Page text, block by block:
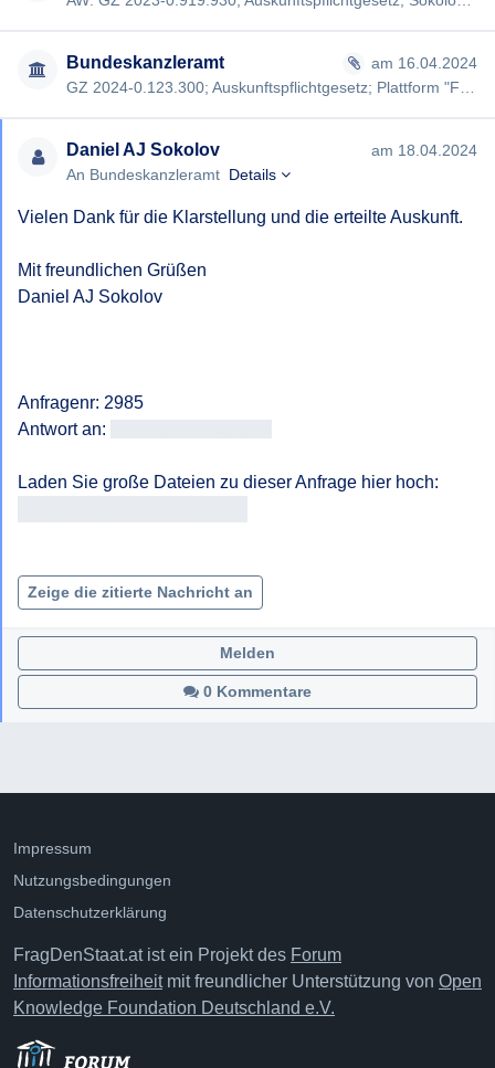
Bundeskanzleramt
am 16.04.2024
Daniel AJ Sokolov
am 18.04.2024
An Bundeskanzleramt Details
Vielen Dank für die Klarstellung und die erteilte Auskunft.
Mit freundlichen Grüßen
Daniel AJ Sokolov
Anfragenr: 2985
Antwort an:
Zeige die zitierte Nachricht an
0 Kommentare
Melden
Impressum
Nutzungsbedingungen
Datenschutzerklärung
FragDenStaat.at ist ein Projekt des Forum
Informationsfreiheitmit freundlicher Unterstützung von Open
Knowledge Foundation Deutschland e.V.